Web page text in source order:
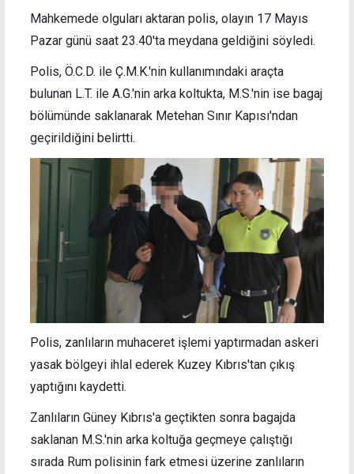
Mahkemede olguları aktaran polis, olayın 17 Mayıs
Pazar günü saat 23.40'ta meydana geldiğini söyledi.
Polis, Ö.C.D. ile Ç.M.K.'nin kullanımındaki araçta
bulunan L.T. ile A.G.'nin arka koltukta, M.S.'nin ise bagaj
bölümünde saklanarak Metehan Sınır Kapısı'ndan
geçirildiğini belirtti.
Polis, zanlıların muhaceret işlemi yaptırmadan askeri
yasak bölgeyi ihlal ederek Kuzey Kıbrıs'tan çıkış
yaptığını kaydetti.
Zanlıların Güney Kıbrıs'a geçtikten sonra bagajda
saklanan M.S.'nin arka koltuğa geçmeye çalıştığı
sırada Rum polisinin fark etmesi üzerine zanlıların